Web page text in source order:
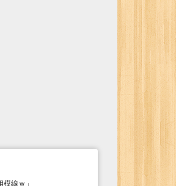
模線ｗ 」